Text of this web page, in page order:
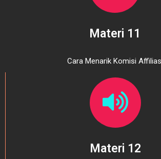
Materi 11
Cara Menarik Komisi
Materi 12